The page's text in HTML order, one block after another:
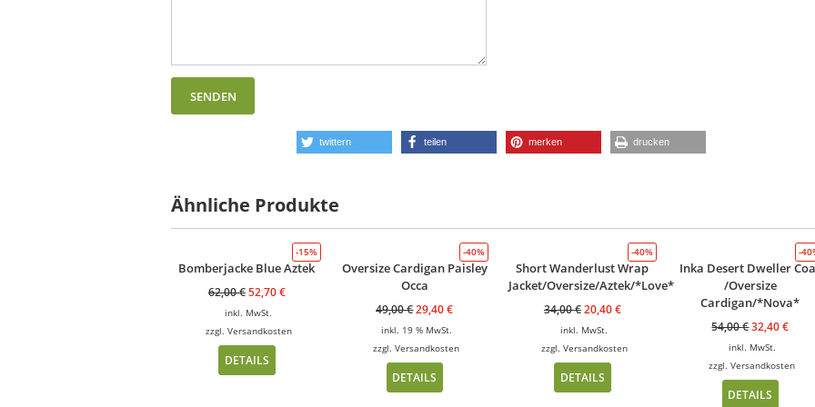
twittern teilen merken drucken
Ähnliche Produkte
-15%
Bomberjacke Blue Aztek
62,00€52,70€
inkl. MwSt.
zzgl. Versandkosten
DETAILS
-40%
Oversize Cardigan Paisley
Occa
49,00€29,40€
inkl. 19 % MwSt.
zzgl.Versandkosten
DETAILS
-40%
Short Wanderlust Wrap
Jacket/Oversize/Aztek/*Love*
34,00€20,40€
inkl. MwSt.
zzgl. Versandkosten
DETAILS
-
Inka Desert Dweller
/Oversize
Cardigan/*Nova*
54,00€32,40€
inkl. MwSt.
zzgl.Versandkosten
DETAILS